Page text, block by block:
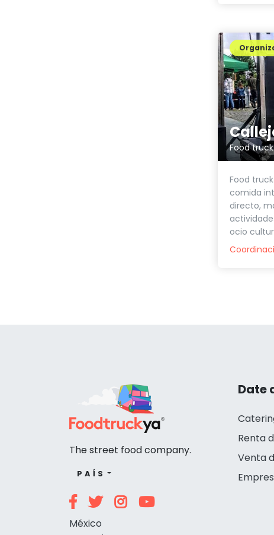
Food
Food
comida
directo,
ocio
Date
Renta
Venta
The street food company.
PAÍS
México